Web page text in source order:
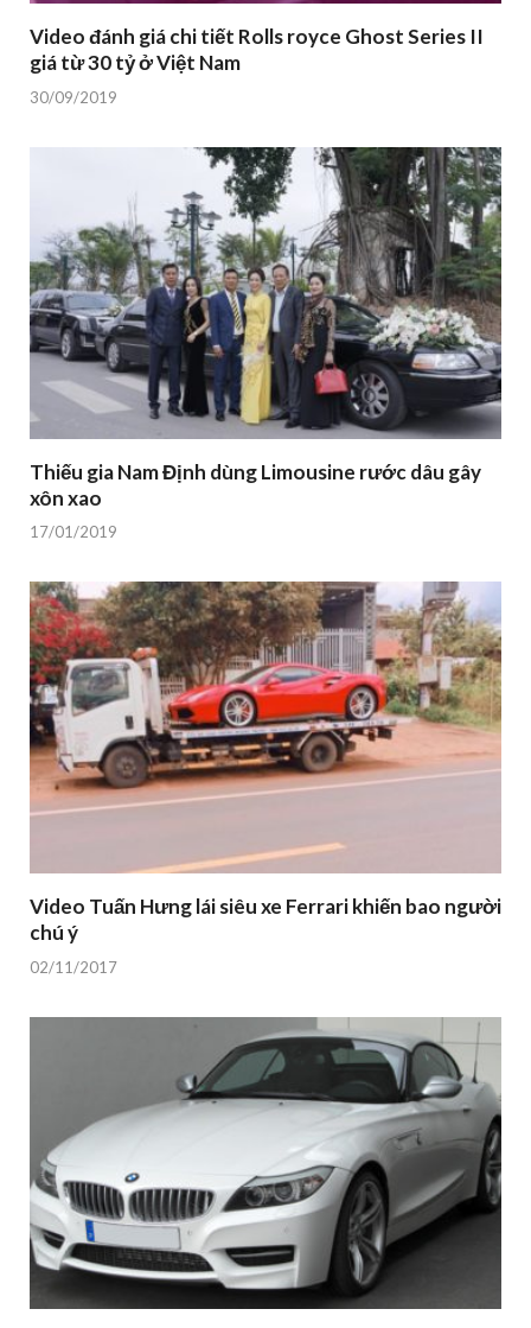
Video đánh giá chi tiết Rolls royce Ghost Series II
giá từ 30 tỷ ở Việt Nam
30/09/2019
Thiếu gia Nam Định dùng Limousine rước dâu gây
xôn xao
17/01/2019
Video Tuấn Hưng lái siêu xe Ferrari khiến bao người
chú ý
02/11/2017